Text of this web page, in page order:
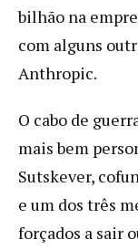
bilhão na
com alguns
Anthropic.
O cabo de
mais bem
Sutskever,
e um dos três
forçados a sair